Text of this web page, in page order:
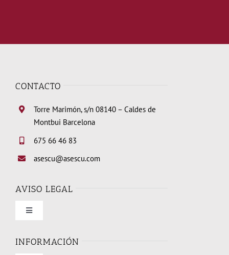
CONTACTO
Torre Marimón, s/n 08140 – Caldes de
Montbui Barcelona
675 66 46 83
asescu@asescu.com
AVISO LEGAL
Toggle
Condiciones de uso
INFORMACIÓN